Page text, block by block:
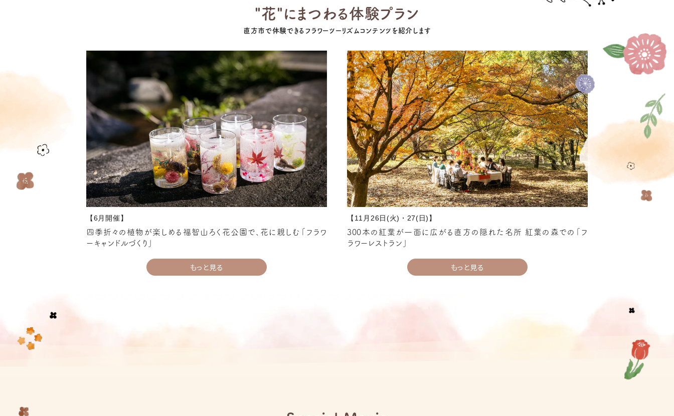
"花"にまつわる体験プラン
直方市で体験できるフラワーツーリズムコンテンツを紹介します
【6月開催】
四季折々の植物が楽しめる福智山ろく花公園で、花に親しむ「フラワ
ーキャンドルづくり」
もっと見る
【11月26日(火)・27(日)】
300本の紅葉が一面に広がる直方の隠れた名所 紅葉の森での「フ
ラワーレストラン」
もっと見る